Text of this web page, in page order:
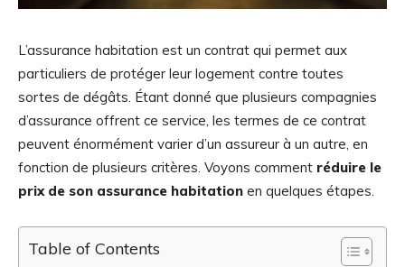
L’assurance habitation est un contrat qui permet aux
particuliers de protéger leur logement contre toutes
sortes de dégâts. Étant donné que plusieurs compagnies
d’assurance offrent ce service, les termes de ce contrat
peuvent énormément varier d’un assureur à un autre, en
fonction de plusieurs critères. Voyons comment réduire le
prix de son assurance habitation en quelques étapes.
Table of Contents